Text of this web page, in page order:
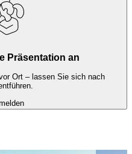
Präsentation an
Ort – lassen Sie sich nach